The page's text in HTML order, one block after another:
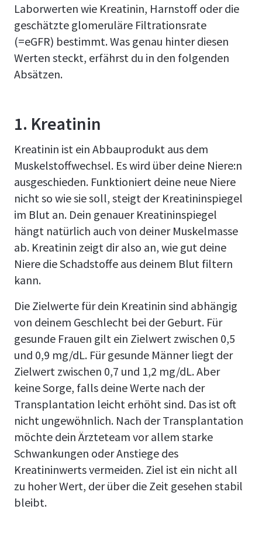
Laborwerten wie Kreatinin, Harnstoff oder die
geschätzte glomeruläre Filtrationsrate
(=eGFR) bestimmt. Was genau hinter diesen
Werten steckt, erfährst du in den folgenden
Absätzen.
1. Kreatinin
Kreatinin ist ein Abbauprodukt aus dem
Muskelstoffwechsel. Es wird über deine Niere:n
ausgeschieden. Funktioniert deine neue Niere
nicht so wie sie soll, steigt der Kreatininspiegel
im Blut an. Dein genauer Kreatininspiegel
hängt natürlich auch von deiner Muskelmasse
ab. Kreatinin zeigt dir also an, wie gut deine
Niere die Schadstoffe aus deinem Blut filtern
kann.
Die Zielwerte für dein Kreatinin sind abhängig
von deinem Geschlecht bei der Geburt. Für
gesunde Frauen gilt ein Zielwert zwischen 0,5
und 0,9 mg/dL. Für gesunde Männer liegt der
Zielwert zwischen 0,7 und 1,2 mg/dL. Aber
keine Sorge, falls deine Werte nach der
Transplantation leicht erhöht sind. Das ist oft
nicht ungewöhnlich. Nach der Transplantation
möchte dein Ärzteteam vor allem starke
Schwankungen oder Anstiege des
Kreatininwerts vermeiden. Ziel ist ein nicht all
zu hoher Wert, der über die Zeit gesehen stabil
bleibt.